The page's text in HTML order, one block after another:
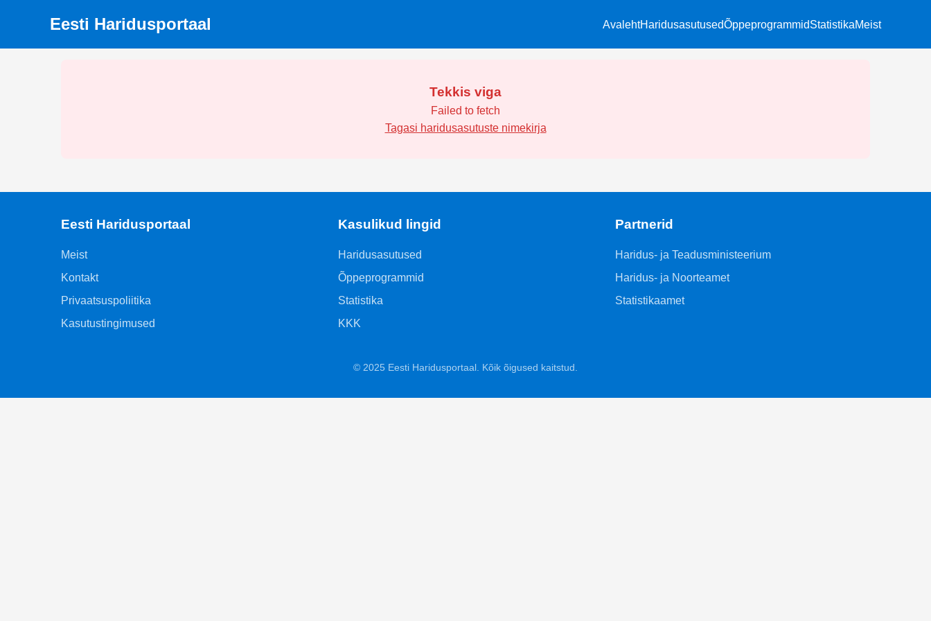
Eesti Haridusportaal AvalehtHaridusasutusedÕppeprogrammidStatistikaMeist
Tekkis viga
Failed to fetch
Tagasi haridusasutuste nimekirja
Eesti Haridusportaal
Meist
Kontakt
Privaatsuspoliitika
Kasutustingimused
Kasulikud lingid
Haridusasutused
Õppeprogrammid
Statistika
KKK
Partnerid
Haridus- ja Teadusministeerium
Haridus- ja Noorteamet
Statistikaamet
© 2025 Eesti Haridusportaal. Kõik õigused kaitstud.